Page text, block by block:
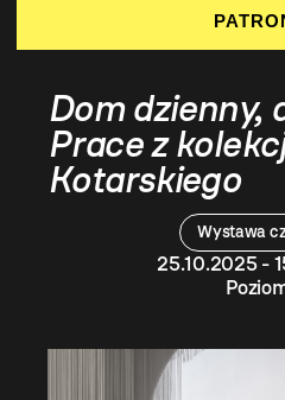
Wystawa
25.10.2025 -
Dom dzienny,
Prace z
Kotarskiego